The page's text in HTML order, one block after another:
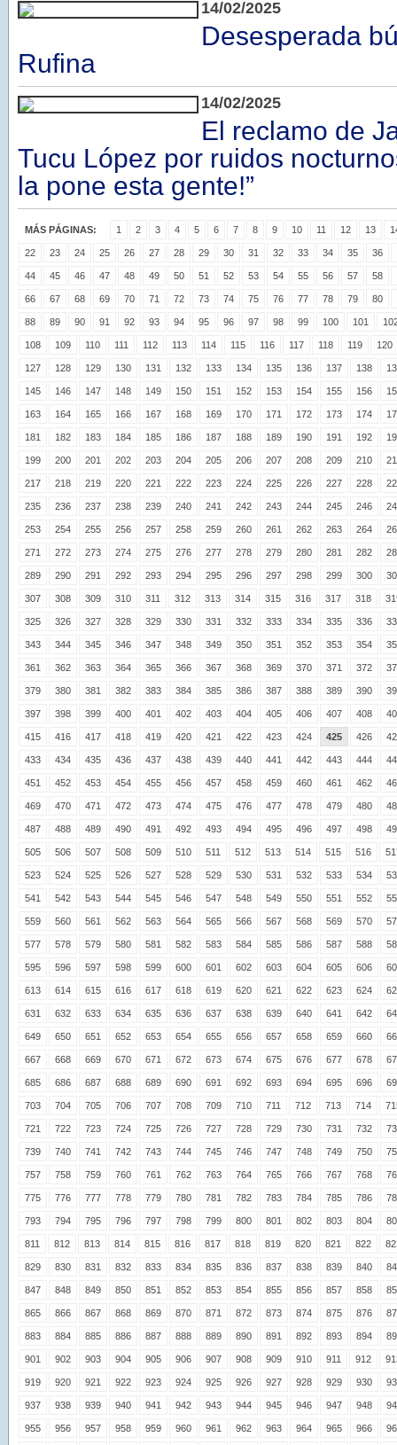
14/02/2025
Desesperada
Rufina
14/02/2025
El reclamo de
Tucu López por ruidos
la pone esta gente!”
MÁS PÁGINAS: 1 2 3 4 5 6 7 8 9 10 11 12 13
22 23 24 25 26 27 28 29 30 31 32 33 34 35 36
44 45 46 47 48 49 50 51 52 53 54 55 56 57 58
66 67 68 69 70 71 72 73 74 75 76 77 78 79 80
88 89 90 91 92 93 94 95 96 97 98 99 100 101
108 109 110 111 112 113 114 115 116 117 118 119 120
127 128 129 130 131 132 133 134 135 136 137 138
145 146 147 148 149 150 151 152 153 154 155 156
163 164 165 166 167 168 169 170 171 172 173 174
181 182 183 184 185 186 187 188 189 190 191 192
199 200 201 202 203 204 205 206 207 208 209 210
217 218 219 220 221 222 223 224 225 226 227 228
235 236 237 238 239 240 241 242 243 244 245 246
253 254 255 256 257 258 259 260 261 262 263 264
271 272 273 274 275 276 277 278 279 280 281 282
289 290 291 292 293 294 295 296 297 298 299 300
307 308 309 310 311 312 313 314 315 316 317 318
325 326 327 328 329 330 331 332 333 334 335 336
343 344 345 346 347 348 349 350 351 352 353 354
361 362 363 364 365 366 367 368 369 370 371 372
379 380 381 382 383 384 385 386 387 388 389 390
397 398 399 400 401 402 403 404 405 406 407 408
415 416 417 418 419 420 421 422 423 424 425 426
433 434 435 436 437 438 439 440 441 442 443 444
451 452 453 454 455 456 457 458 459 460 461 462
469 470 471 472 473 474 475 476 477 478 479 480
487 488 489 490 491 492 493 494 495 496 497 498
505 506 507 508 509 510 511 512 513 514 515 516
523 524 525 526 527 528 529 530 531 532 533 534
541 542 543 544 545 546 547 548 549 550 551 552
559 560 561 562 563 564 565 566 567 568 569 570
577 578 579 580 581 582 583 584 585 586 587 588
595 596 597 598 599 600 601 602 603 604 605 606
613 614 615 616 617 618 619 620 621 622 623 624
631 632 633 634 635 636 637 638 639 640 641 642
649 650 651 652 653 654 655 656 657 658 659 660
667 668 669 670 671 672 673 674 675 676 677 678
685 686 687 688 689 690 691 692 693 694 695 696
703 704 705 706 707 708 709 710 711 712 713 714
721 722 723 724 725 726 727 728 729 730 731 732
739 740 741 742 743 744 745 746 747 748 749 750
757 758 759 760 761 762 763 764 765 766 767 768
775 776 777 778 779 780 781 782 783 784 785 786
793 794 795 796 797 798 799 800 801 802 803 804
811 812 813 814 815 816 817 818 819 820 821 822
829 830 831 832 833 834 835 836 837 838 839 840
847 848 849 850 851 852 853 854 855 856 857 858
865 866 867 868 869 870 871 872 873 874 875 876
883 884 885 886 887 888 889 890 891 892 893 894
901 902 903 904 905 906 907 908 909 910 911 912
919 920 921 922 923 924 925 926 927 928 929 930
937 938 939 940 941 942 943 944 945 946 947 948
955 956 957 958 959 960 961 962 963 964 965 966